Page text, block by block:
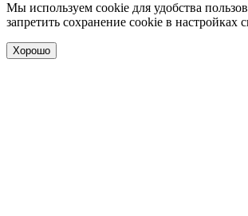
Мы используем cookie для удобства
запретить сохранение cookie в настройках
Хорошо